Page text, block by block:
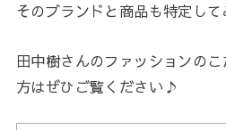
そのブランドと商品も特定して
田中樹さんのファッションの
方はぜひご覧ください♪